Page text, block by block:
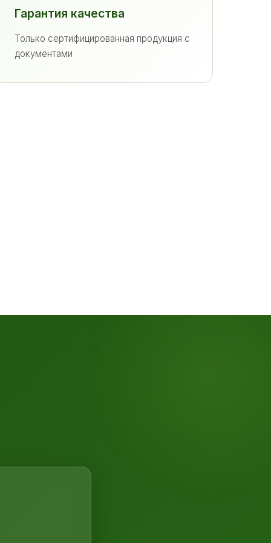
Гарантия качества
Только сертифицированная продукция с
документами